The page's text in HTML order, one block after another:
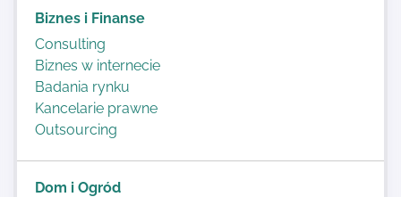
Biznes i Finanse
Consulting
Biznes w internecie
Badania rynku
Kancelarie prawne
Outsourcing
Dom i Ogród